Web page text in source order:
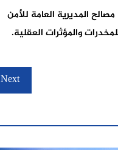
المديرية العامة للأمن
والمؤثرات العقلية.
Next